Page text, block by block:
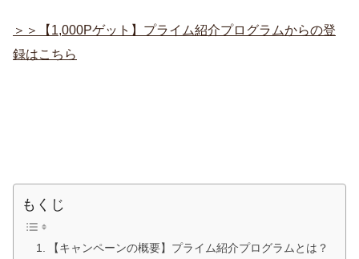
＞＞【1,000Pゲット】プライム紹介プログラムからの登
録はこちら
もくじ
【キャンペーンの概要】プライム紹介プログラムとは？